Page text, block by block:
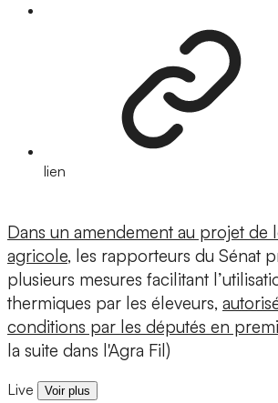
lien
Dans un amendement au projet de
agricole, les rapporteurs du Sénat
plusieurs mesures facilitant
thermiques par les éleveurs,
conditions par les députés en
la suite dans l'Agra Fil)
Live Voir plus